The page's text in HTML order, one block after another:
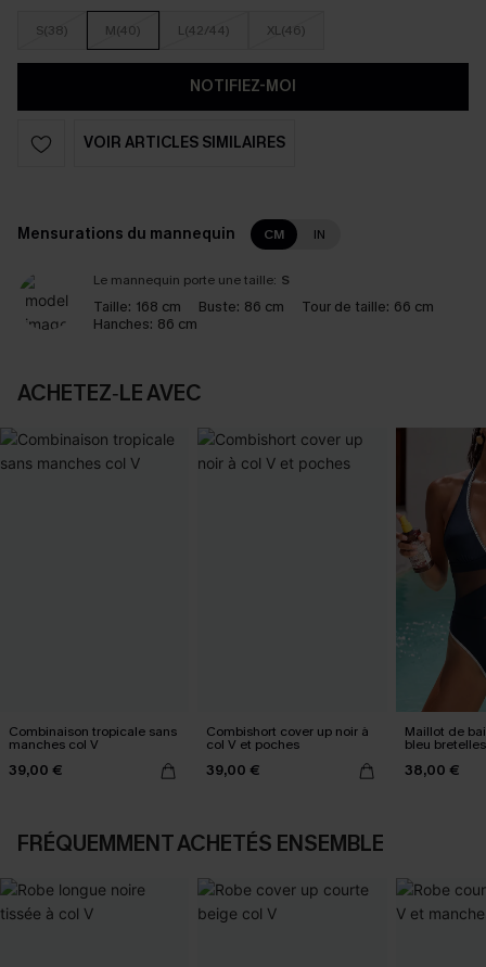
S(38) M(40) L(42/44) XL(46)
NOTIFIEZ-MOI
VOIR ARTICLES SIMILAIRES
Mensurations du mannequin CM IN
Le mannequin porte une taille: S
Taille: 168 cm Buste: 86 cm Tour de taille: 66 cm
Hanches: 86 cm
ACHETEZ‑LE AVEC
Combinaison tropicale sans
manches col V
39,00 €
Combishort cover up noir à
col V et poches
39,00 €
Maillot de
bleu
38,00 €
FRÉQUEMMENT ACHETÉS ENSEMBLE